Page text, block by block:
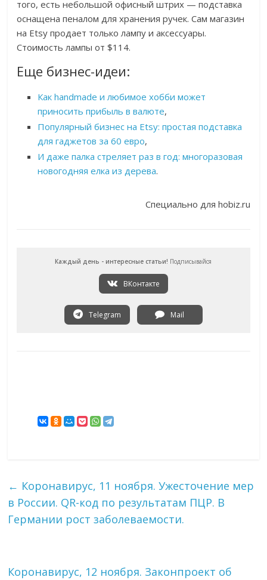
того, есть небольшой офисный штрих — подставка
оснащена пеналом для хранения ручек. Сам магазин
на Etsy продает только лампу и аксессуары.
Стоимость лампы от $114.
Еще бизнес-идеи:
Как handmade и любимое хобби может
приносить прибыль в валюте,
Популярный бизнес на Etsy: простая подставка
для гаджетов за 60 евро,
И даже палка стреляет раз в год: многоразовая
новогодняя елка из дерева.
Специально для hobiz.ru
Каждый день - интересные статьи! Подписывайся
ВКонтакте
Telegram Mail
← Коронавирус, 11 ноября. Ужесточение мер
в России. QR-код по результатам ПЦР. В
Германии рост заболеваемости.
Коронавирус, 12 ноября. Законпроект об